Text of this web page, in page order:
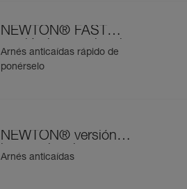
NEWTON® FAST
versión internacional
Arnés anticaídas rápido de
ponérselo
NEWTON® versión
internacional
Arnés anticaídas